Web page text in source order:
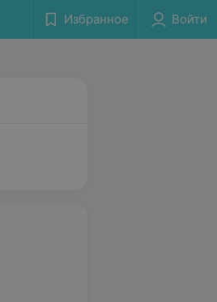
Избранное Войти